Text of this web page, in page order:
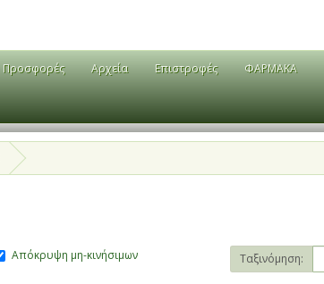
Προσφορές Αρχεία Επιστροφές ΦΑΡΜΑΚΑ
Απόκρυψη μη-κινήσιμων Ταξινόμηση: